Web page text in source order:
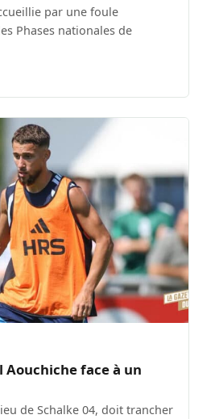
par une foule
Phases nationales de
Aouchiche face à un
de Schalke 04, doit trancher